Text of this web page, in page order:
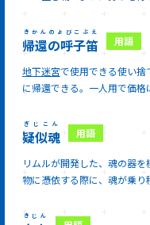
帰還の呼子笛
きかんのよびこぶえ
地下迷宮で使用できる使い捨
に帰還できる。一人用で価格
疑似魂
ぎじこん
リムルが開発した、魂の器を
物に憑依する際に、魂が乗り
きじん